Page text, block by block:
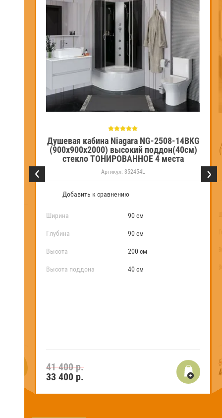
Душевая кабина Niagara NG-2508-14BKG
(900х900х2000) высокий поддон(40см)
стекло ТОНИРОВАННОЕ 4 места
Артикул: 352454L
Добавить к сравнению
Ширина 90 см
Глубина 90 см
Высота 200 см
Высота поддона 40 см
41 400 р.
33 400 р.